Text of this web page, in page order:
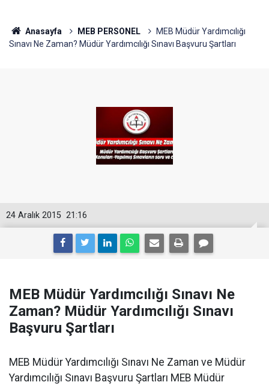
Anasayfa MEB PERSONEL
MEB Müdür Yardımcılığı
Sınavı Ne Zaman? Müdür Yardımcılığı Sınavı Başvuru Şartları
21:16
24 Aralık 2015
MEB Müdür Yardımcılığı Sınavı Ne
Zaman? Müdür Yardımcılığı Sınavı
Başvuru Şartları
MEB Müdür Yardımcılığı Sınavı Ne Zaman ve Müdür
Yardımcılığı Sınavı Başvuru Şartları MEB Müdür